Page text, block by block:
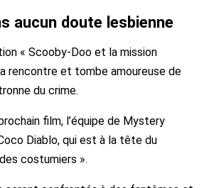
aucun doute lesbienne
« Scooby-Doo et la mission
rencontre et tombe amoureuse de
du crime.
film, l’équipe de Mystery
Diablo, qui est à la tête du
costumiers ».